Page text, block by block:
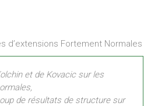
d’extensions Fortement Normales
et de Kovacic sur les
de résultats de structure sur